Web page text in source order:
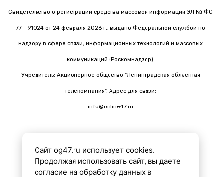
Свидетельство о регистрации средства массовой информации ЭЛ № ФС
77 - 91024 от 24 февраля 2026 г., выдано Федеральной службой по
надзору в сфере связи, информационных технологий и массовых
коммуникаций (Роскомнадзор).
Учредитель: Акционерное общество "Ленинградская областная
телекомпания". Адрес для связи:
info@online47.ru
Все материалы на сайте подготовлены с помощью ИИ
Сайт og47.ru использует cookies.
Продолжая использовать сайт, вы даете
согласие на обработку данных в